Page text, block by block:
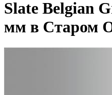
Slate Belgian
мм в Старом